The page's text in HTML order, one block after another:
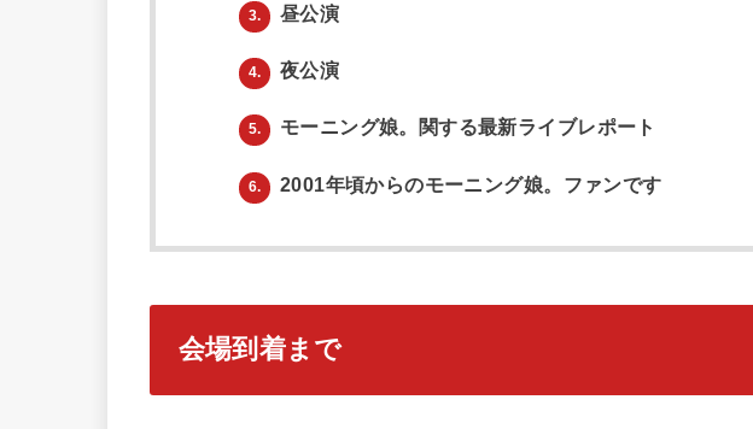
3. 昼公演
4. 夜公演
5. モーニング娘。関する最新ライブレポート
6. 2001年頃からのモーニング娘。ファンです
会場到着まで